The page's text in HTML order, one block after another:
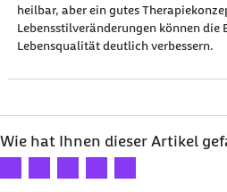
heilbar, aber ein gutes
Lebensstilveränderungen können die
Lebensqualität deutlich verbessern.
Wie hat Ihnen dieser Artikel
Ihre Bewertung: 1 Stern
Ihre Bewertung: 2 Sterne
Ihre Bewertung: 3 Sterne
Ihre Bewertung: 4
Ihre Bewertung: 5